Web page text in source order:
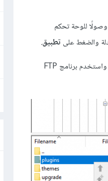
للوحة تحكم
والضغط على تطبيق.
إن كنت لا تستطيع الدخول للوحة تحكم ووردبريس، فيمكنك تغيير اسم المجلد plugins ضمن مسار تثبيت ووردبريس إلى أي اسم آخر، واستخدم برنامج FTP